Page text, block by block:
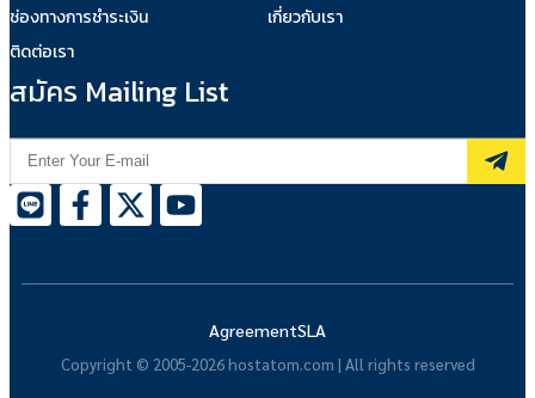
ช่องทางการชำระเงิน
ติดต่อเรา
เกี่ยวกับเรา
สมัคร Mailing List
Copyright © 2005-2026 hostatom.com | All rights reserved
AgreementSLA